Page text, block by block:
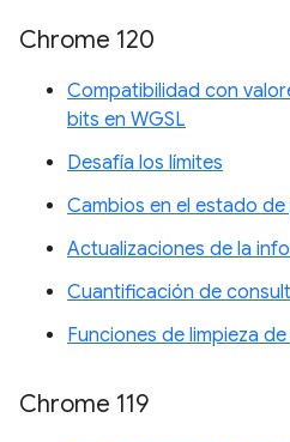
Chrome 120
Compatibilidad con
bits en WGSL
Desafía los límites
Cambios en el estado
Actualizaciones de la
Cuantificación de
Funciones de limpieza
Chrome 119